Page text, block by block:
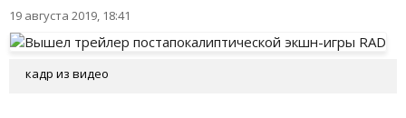
19 августа 2019, 18:41
кадр из видео